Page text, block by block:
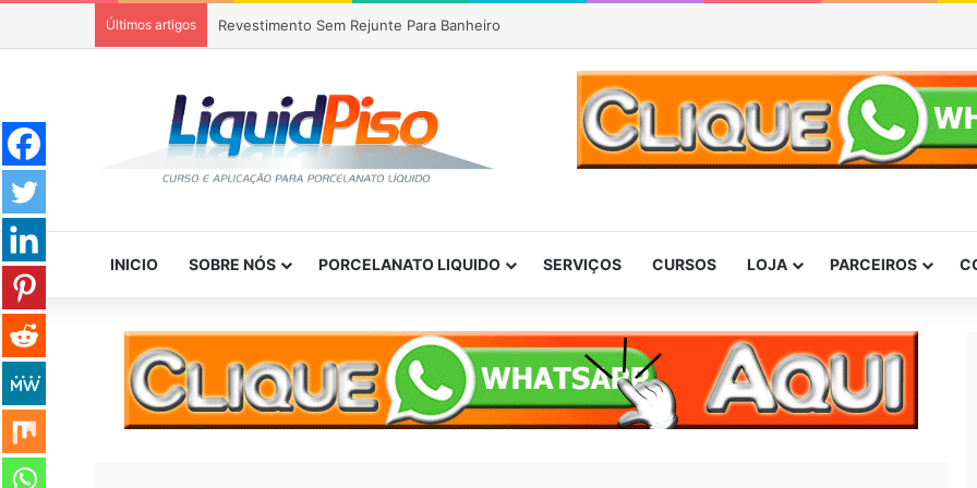
Últimos artigos Revestimento Sem Rejunte Para Banheiro
INICIO SOBRE NÓS PORCELANATO LIQUIDO SERVIÇOS CURSOS LOJA PARCEIROS